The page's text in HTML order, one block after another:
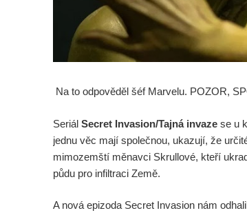
Na to odpověděl šéf Marvelu. POZOR,
Seriál Secret Invasion/Tajná invaze se u
jednu věc mají společnou, ukazují, že
mimozemští měnavci Skrullové, kteří
půdu pro infiltraci Země.
A nová epizoda Secret Invasion nám